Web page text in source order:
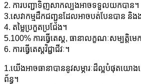
2. ការបញ្ជាទិញសាកល្បងអាចទទួលយកបាន។
3.សេវាកម្មដឹកជញ្ជូនដែលអាចបត់បែនបាន និ
4. តម្លៃប្រកួតប្រជែង។
5.100% ការធ្វើតេស្ត, ធានាលក្ខណៈសម្បត្តិមេ
6. ការធ្វើតេស្តវិជ្ជាជីវៈ។
1.យើងអាចធានាបាននូវសម្ភារៈដ៏ល្អបំផុតយោ
ព័ន្ធ។